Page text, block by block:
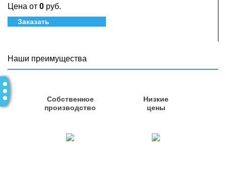
Цена от 0 руб.
Заказать
Наши преимущества
Собственное
производство
Низкие
цены